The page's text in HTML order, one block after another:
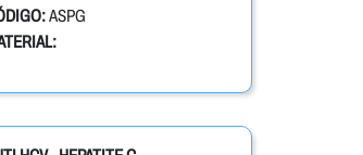
ASPG